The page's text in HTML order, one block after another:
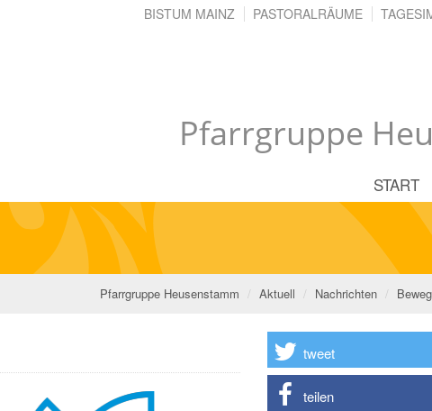
Pfarrgruppe
BISTUM MAINZ PASTORALRÄUME
START
Pfarrgruppe Heusenstamm Aktuell Nachrichten
tweet
teilen